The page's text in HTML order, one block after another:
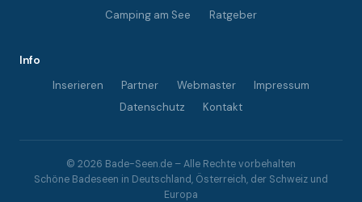
Camping am See
Ratgeber
Info
Inserieren
Partner Webmaster
Impressum
Datenschutz
Kontakt
© 2026 Bade-Seen.de – Alle Rechte vorbehalten
Schöne Badeseen in Deutschland, Österreich, der Schweiz und
Europa